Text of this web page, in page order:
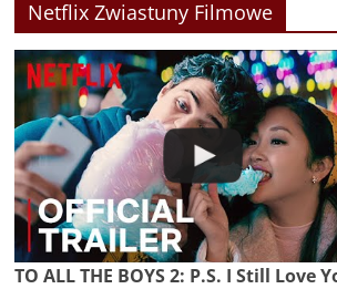
Netflix Zwiastuny Filmowe
TO ALL THE BOYS 2: P.S. I Still Love